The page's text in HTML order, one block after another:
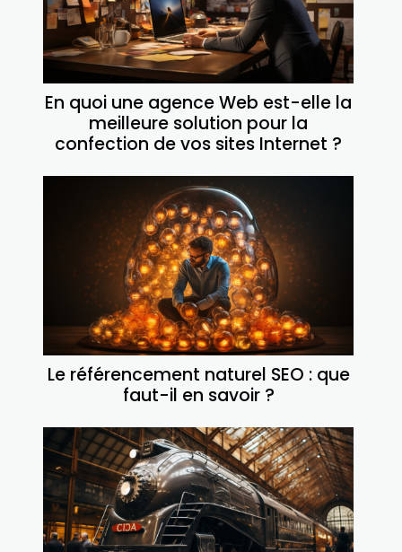
En quoi une agence Web est-elle la
meilleure solution pour la
confection de vos sites Internet ?
Le référencement naturel SEO : que
faut-il en savoir ?